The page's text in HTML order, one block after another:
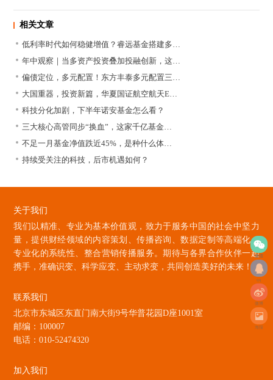
微信
qq
微博
海报
相关文章
低利率时代如何稳健增值？睿远基金搭建多…
年中观察｜当多资产投资叠加投融创新，这…
偏债定位，多元配置！东方丰泰多元配置三…
大国重器，投资新篇，华夏国证航空航天E…
科技分化加剧，下半年诺安基金怎么看？
三大核心高管同步“换血”，这家千亿基金…
不足一月基金净值跌近45%，是种什么体…
持续受关注的科技，后市机遇如何？
关于我们
我们以精准、专业为基本价值观，致力于服务中国的社会中坚力
量，提供财经领域的内容策划、传播咨询、数据定制等高端化、
专业化的系统性、整合营销传播服务。期待与各界合作伙伴一起
携手，准确识变、科学应变、主动求变，共同创造美好的未来！
联系我们
北京市东城区东直门南大街9号华普花园D座1001室
邮编：100007
电话：010-52474320
加入我们